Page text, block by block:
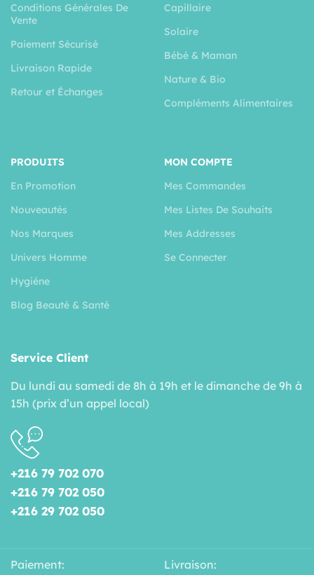
Conditions Générales De
Vente
Paiement Sécurisé
Livraison Rapide
Retour et Échanges
Capillaire
Solaire
Bébé & Maman
Nature & Bio
Compléments Alimentaires
PRODUITS
En Promotion
Nouveautés
Nos Marques
Univers Homme
Hygiéne
Blog Beauté & Santé
MON COMPTE
Mes Commandes
Mes Listes De Souhaits
Mes Addresses
Se Connecter
Service Client
Du lundi au samedi de 8h à 19h et le dimanche de 9h à
15h (prix d’un appel local)
+216 79 702 070
+216 79 702 050
+216 29 702 050
Paiement: Livraison: